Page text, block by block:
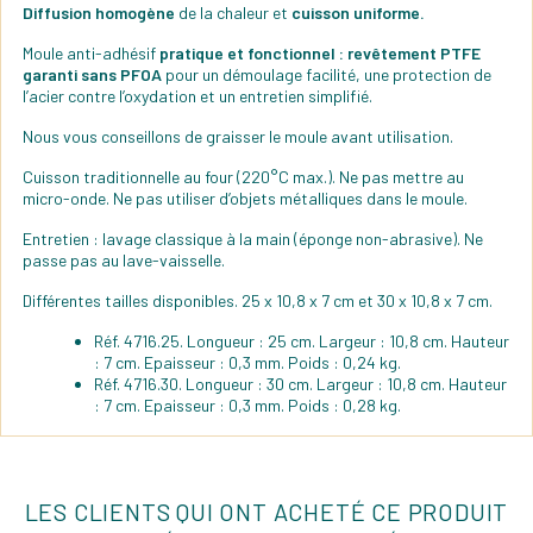
Diffusion homogène de la chaleur et cuisson uniforme.
Moule anti-adhésif pratique et fonctionnel : revêtement PTFE
garanti sans PFOA pour un démoulage facilité, une protection de
l’acier contre l’oxydation et un entretien simplifié.
Nous vous conseillons de graisser le moule avant utilisation.
Cuisson traditionnelle au four (220°C max.). Ne pas mettre au
micro-onde. Ne pas utiliser d’objets métalliques dans le moule.
Entretien : lavage classique à la main (éponge non-abrasive). Ne
passe pas au lave-vaisselle.
Différentes tailles disponibles. 25 x 10,8 x 7 cm et 30 x 10,8 x 7 cm.
Réf. 4716.25. Longueur : 25 cm. Largeur : 10,8 cm. Hauteur
: 7 cm. Epaisseur : 0,3 mm. Poids : 0,24 kg.
Réf. 4716.30. Longueur : 30 cm. Largeur : 10,8 cm. Hauteur
: 7 cm. Epaisseur : 0,3 mm. Poids : 0,28 kg.
LES CLIENTS QUI ONT ACHETÉ CE PRODUIT